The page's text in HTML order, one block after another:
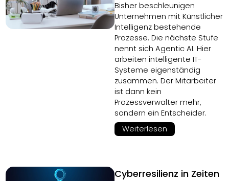
Bisher beschleunigen
Unternehmen mit Künstlicher
Intelligenz bestehende
Prozesse. Die nächste Stufe
nennt sich Agentic AI. Hier
arbeiten intelligente IT-
Systeme eigenständig
zusammen. Der Mitarbeiter
ist dann kein
Prozessverwalter mehr,
sondern ein Entscheider.
Weiterlesen
Cyberresilienz in Zeiten